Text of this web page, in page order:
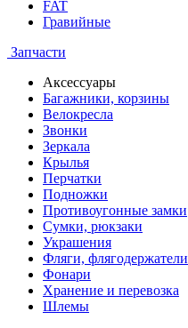
FAT
Гравийные
Запчасти
Аксессуары
Багажники, корзины
Велокресла
Звонки
Зеркала
Крылья
Перчатки
Подножки
Противоугонные замки
Сумки, рюкзаки
Украшения
Фляги, флягодержатели
Фонари
Хранение и перевозка
Шлемы